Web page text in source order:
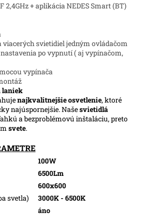
2,4GHz + aplikácia NEDES Smart (BT)
svietidiel jedným ovládačom
po vypnutí ( aj vypínačom,
vypínača
laniek
najkvalitnejšie osvetlenie, ktoré
najúspornejšie. Našesvietidlá
a bezproblémovú inštaláciu, preto
svete.
100W
6500Lm
600x600
svetla)
3000K - 6500K
áno